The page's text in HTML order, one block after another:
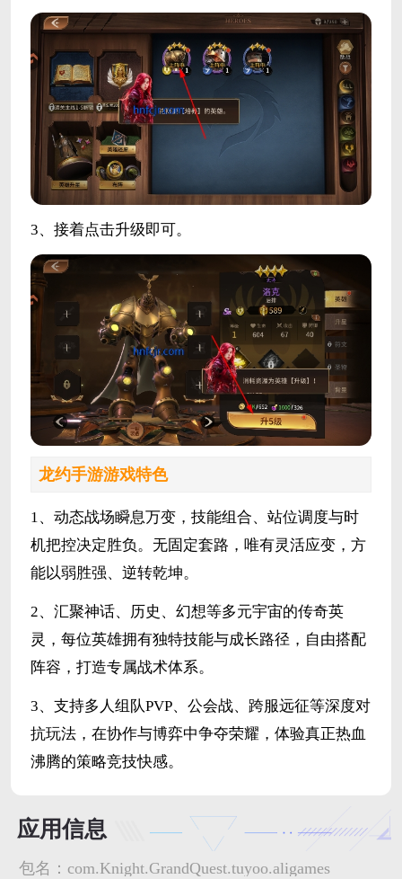
3、接着点击升级即可。
龙约手游游戏特色
1、动态战场瞬息万变，技能组合、站位调度与时
机把控决定胜负。无固定套路，唯有灵活应变，方
能以弱胜强、逆转乾坤。
2、汇聚神话、历史、幻想等多元宇宙的传奇英
灵，每位英雄拥有独特技能与成长路径，自由搭配
阵容，打造专属战术体系。
3、支持多人组队PVP、公会战、跨服远征等深度对
抗玩法，在协作与博弈中争夺荣耀，体验真正热血
沸腾的策略竞技快感。
应用信息
包名： com.Knight.GrandQuest.tuyoo.aligames